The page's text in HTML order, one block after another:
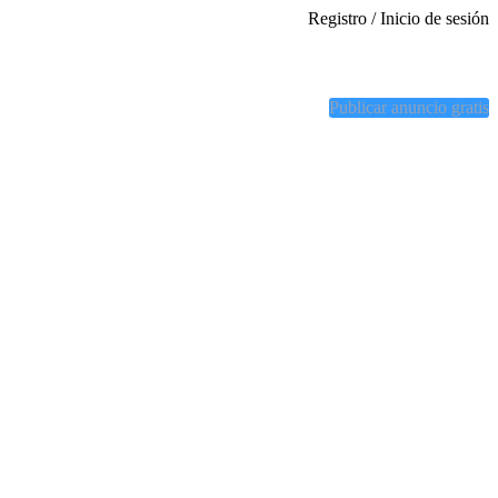
Registro / Inicio de sesión
Publicar anuncio gratis